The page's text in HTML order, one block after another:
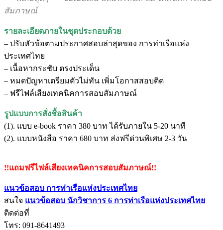
สัมภาษณ์
รายละเอียดภายในชุดประกอบด้วย
– ปรับหัวข้อตามประกาศสอบล่าสุดของ การท่าเรือแห่ง
ประเทศไทย
– เนื้อหากระชับ ตรงประเด็น
– หมดปัญหาเตรียมตัวไม่ทัน เพิ่มโอกาสสอบติด
– ฟรีไฟล์เสียงเทคนิคการสอบสัมภาษณ์
รูปแบบการสั่งชื้อสินค้า
(1). แบบ e-book ราคา 380 บาท ได้รับภายใน 5-20 นาที
(2). แบบหนังสือ ราคา 680 บาท ส่งฟรีด่วนพิเศษ 2-3 วัน
!!แถมฟรีไฟล์เสียงเทคนิคการสอบสัมภาษณ์!!
แนวข้อสอบ การท่าเรือแห่งประเทศไทย
สนใจ แนวข้อสอบ นักวิชาการ 6 การท่าเรือแห่งประเทศไทย
ติดต่อที่
โทร: 091-8641493